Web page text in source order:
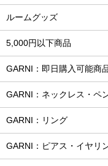
ルームグッズ
5,000円以下商品
GARNI：即日購入可能商
GARNI：ネックレス・ペ
GARNI：リング
GARNI：ピアス・イヤリ